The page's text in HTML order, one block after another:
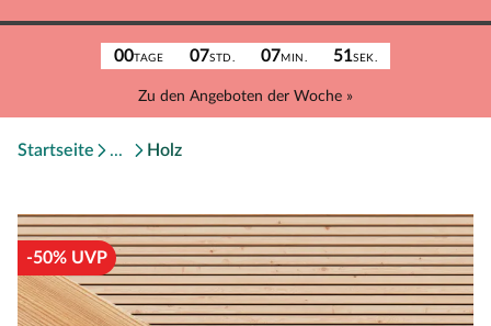
00TAGE 07STD. 07MIN. 51SEK.
Zu den Angeboten der Woche »
Startseite Holz
-50% UVP